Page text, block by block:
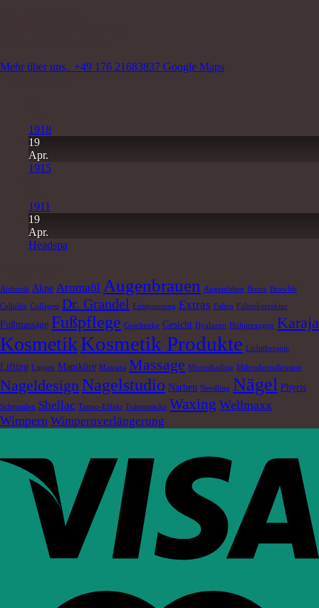
Mehr über uns.. +49 176 21683837 Google Maps
1918
19
Apr.
1915
1911
19
Apr.
Headspa
Airbrush Akne Aromaöl Augenbrauen Augenfalten Botox Browlift
Cellulite Collagen Dr. Grandel Entspannung Extras Falten Faltenkorrektur
Fußmassage Fußpflege Geschenke Gesicht Hyaluron Hühneraugen Karaja
KosmetikKosmetik Produkte Lichttherapie
Lifting Lippen Maniküre Mascara Massage Microshading Mikrodermabrasion
NageldesignNagelstudio Narben Needling Nägel Phyris
Schrunden Shellac Tattoo-Effekt Tränensäcke Waxing Wellmaxx
Wimpern Wimpernverlängerung